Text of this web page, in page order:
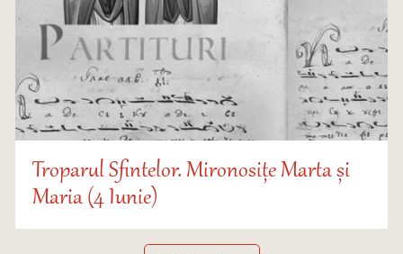
Troparul Sfintelor. Mironosițe Marta și
Maria (4 Iunie)